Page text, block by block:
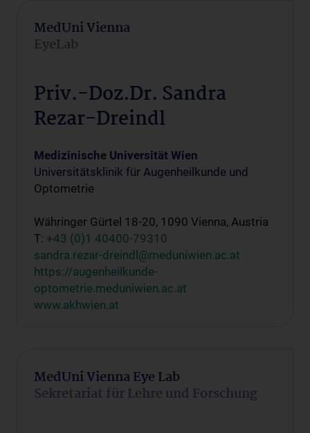
MedUni Vienna
EyeLab
Priv.-Doz.Dr. Sandra
Rezar-Dreindl
Medizinische Universität Wien
Universitätsklinik für Augenheilkunde und
Optometrie
Währinger Gürtel 18-20, 1090 Vienna, Austria
T: +43 (0)1 40400-79310
sandra.rezar-dreindl@meduniwien.ac.at
https://augenheilkunde-
optometrie.meduniwien.ac.at
www.akhwien.at
MedUni Vienna Eye Lab
Sekretariat für Lehre und Forschung